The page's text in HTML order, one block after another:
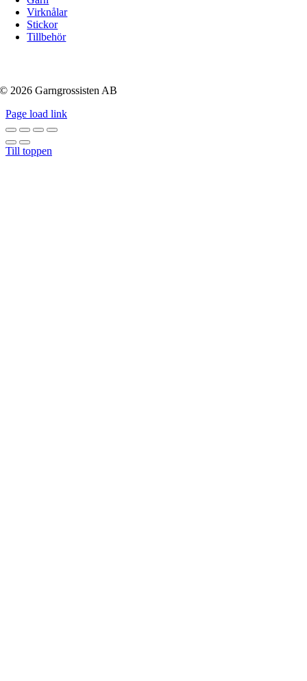
Virknålar
Stickor
Tillbehör
© 2026 Garngrossisten AB
Page load link
Till toppen